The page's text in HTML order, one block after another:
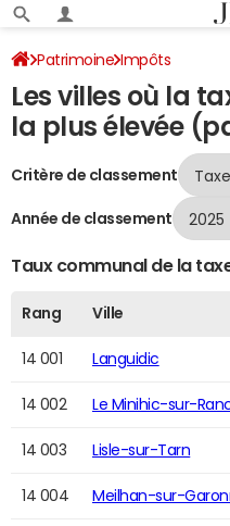
Patrimoine Impôts
Villes où la taxe d'habitation
Les villes où la
la plus élevée
Critère de classement
Année de classement
Taux communal de la
Rang Ville
14 001 Languidic
14 002 Le Minihic-sur-
14 003 Lisle-sur-Tarn
14 004 Meilhan-sur-